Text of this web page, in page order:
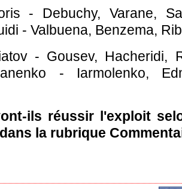
- Debuchy, Varane,
- Valbuena, Benzema,
- Gousev, Hacheridi,
- Iarmolenko,
ils réussir l'exploit
la rubrique